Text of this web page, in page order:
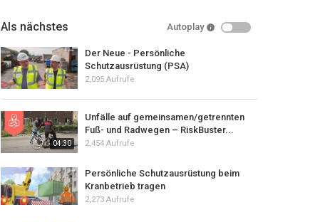
Als nächstes Autoplay
Der Neue - Persönliche
Schutzausrüstung (PSA)
2,095 Aufrufe
04:30
Unfälle auf gemeinsamen/getrennten
Fuß- und Radwegen – RiskBuster...
2,454 Aufrufe
Persönliche Schutzausrüstung beim
Kranbetrieb tragen
2,273 Aufrufe